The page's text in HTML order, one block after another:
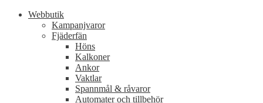
Webbutik
Kampanjvaror
Fjäderfän
Höns
Kalkoner
Ankor
Vaktlar
Spannmål & råvaror
Automater och tillbehör